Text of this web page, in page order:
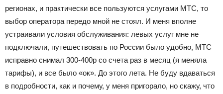
регионах, и практически все пользуются услугами МТС, то
выбор оператора передо мной не стоял. И меня вполне
устраивали условия обслуживания: левых услуг мне не
подключали, путешествовать по России было удобно, МТС
исправно снимал 300-400р со счета раз в месяц (я меняла
тарифы), и все было «ок». До этого лета. Не буду вдаваться
в подробности, как и почему, у меня пригорало, но скажу, что